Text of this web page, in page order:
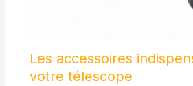
Les accessoires
votre télescope